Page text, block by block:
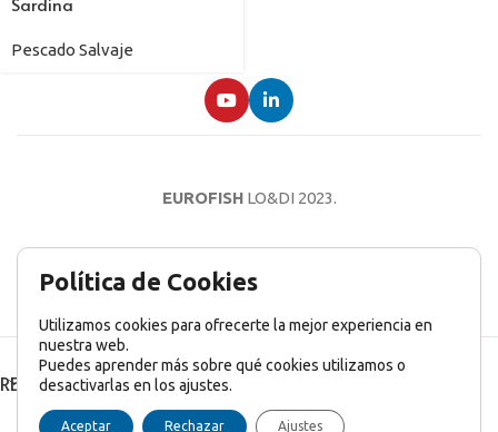
Pescado Salvaje
EUROFISHLO&DI 2023.
AVISO LEGAL POLÍTICA DE PRIVACIDAD
RECENT POSTS
Política de Cookies
Utilizamos cookies para ofrecerte la mejor experiencia en
nuestra web.
Puedes aprender más sobre qué cookies utilizamos o
desactivarlas en los ajustes.
Aceptar Rechazar Ajustes
English Inglés) Français(Francés